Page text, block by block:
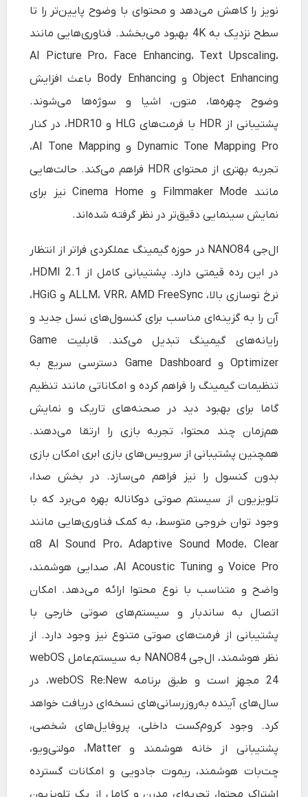
نویز را کاهش می‌دهد و محتوای با وضوح پایین‌تر را تا
سطح نزدیک به 4K بهبود می‌بخشد. فناوری‌هایی مانند
AI Picture Pro، Face Enhancing، Text Upscaling،
Object Enhancing و Body Enhancing باعث افزایش
وضوح چهره‌ها، متون، اشیا و سوژه‌ها می‌شوند.
پشتیبانی از HDR با فرمت‌های HLG و HDR10، در کنار
Dynamic Tone Mapping Pro و AI Tone Mapping،
تجربه بهتری از محتوای HDR فراهم می‌کند. حالت‌هایی
مانند Filmmaker Mode و Cinema Home نیز برای
نمایش سینمایی دقیق‌تر در نظر گرفته شده‌اند.
ال‌جی NANO84 در حوزه گیمینگ عملکردی فراتر از انتظار
در این رده قیمتی دارد. پشتیبانی کامل از HDMI 2.1،
نرخ نوسازی بالا، ALLM، VRR، AMD FreeSync و HGiG،
آن را به گزینه‌ای مناسب برای کنسول‌های نسل جدید و
رایانه‌های گیمینگ تبدیل می‌کند. قابلیت Game
Optimizer و Game Dashboard دسترسی سریع به
تنظیمات گیمینگ را فراهم کرده و امکاناتی مانند تنظیم
گاما برای بهبود دید در صحنه‌های تاریک و نمایش
هم‌زمان چند محتوا، تجربه بازی را ارتقا می‌دهند.
همچنین پشتیبانی از سرویس‌های بازی ابری امکان بازی
بدون کنسول را نیز فراهم می‌سازد. در بخش صدا،
تلویزیون از سیستم صوتی دوکاناله بهره می‌برد که با
وجود توان خروجی متوسط، به کمک فناوری‌هایی مانند
α8 AI Sound Pro، Adaptive Sound Mode، Clear
Voice Pro و AI Acoustic Tuning، صدایی هوشمند،
واضح و متناسب با نوع محتوا ارائه می‌دهد. امکان
اتصال به ساندبار و سیستم‌های صوتی خارجی با
پشتیبانی از فرمت‌های صوتی متنوع نیز وجود دارد. از
نظر هوشمند، ال‌جی NANO84 به سیستم‌عامل webOS
24 مجهز است و طبق برنامه webOS Re:New، در
سال‌های آینده به‌روزرسانی‌های نسخه‌ای دریافت خواهد
کرد. وجود کروم‌کست داخلی، پروفایل‌های شخصی،
پشتیبانی از خانه هوشمند و Matter، مولتی‌ویو،
چت‌بات هوشمند، ریموت جادویی و امکانات گسترده